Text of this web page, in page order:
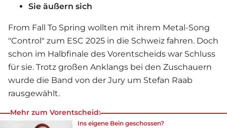
Sie äußern sich
From Fall To Spring wollten mit ihrem Metal-Song
"Control" zum ESC 2025 in die Schweiz fahren. Doch
schon im Halbfinale des Vorentscheids war Schluss
für sie. Trotz großen Anklangs bei den Zuschauern
wurde die Band von der Jury um Stefan Raab
rausgewählt.
Mehr zum Vorentscheid:
Ins eigene Bein geschossen?